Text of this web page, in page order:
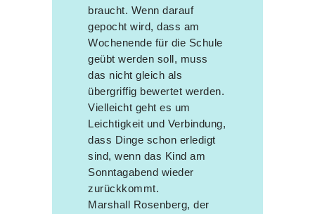
braucht. Wenn darauf
gepocht wird, dass am
Wochenende für die Schule
geübt werden soll, muss
das nicht gleich als
übergriffig bewertet werden.
Vielleicht geht es um
Leichtigkeit und Verbindung,
dass Dinge schon erledigt
sind, wenn das Kind am
Sonntagabend wieder
zurückkommt.
Marshall Rosenberg, der